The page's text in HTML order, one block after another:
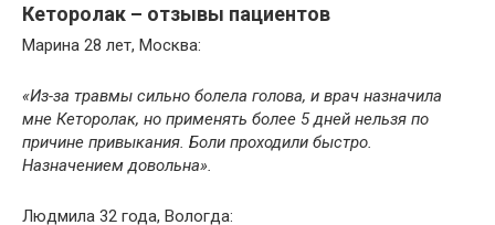
Кеторолак – отзывы пациентов
Марина 28 лет, Москва:
«Из-за травмы сильно болела голова, и врач назначила
мне Кеторолак, но применять более 5 дней нельзя по
причине привыкания. Боли проходили быстро.
Назначением довольна».
Людмила 32 года, Вологда: